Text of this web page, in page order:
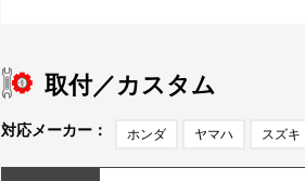
取付／カスタム
対応メーカー： ホンダ ヤマハ スズキ